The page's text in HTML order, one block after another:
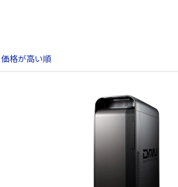
価格が高い順